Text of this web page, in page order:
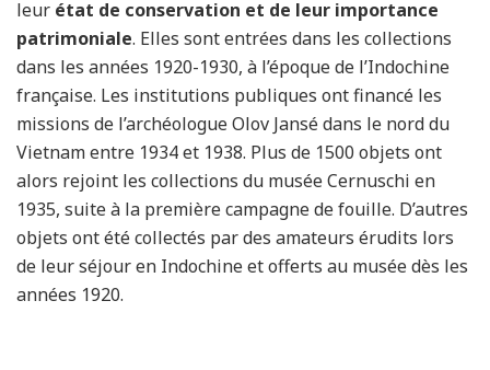
leur état de conservation et de leur importance
patrimoniale. Elles sont entrées dans les collections
dans les années 1920-1930, à l’époque de l’Indochine
française. Les institutions publiques ont financé les
missions de l’archéologue Olov Jansé dans le nord du
Vietnam entre 1934 et 1938. Plus de 1500 objets ont
alors rejoint les collections du musée Cernuschi en
1935, suite à la première campagne de fouille. D’autres
objets ont été collectés par des amateurs érudits lors
de leur séjour en Indochine et offerts au musée dès les
années 1920.